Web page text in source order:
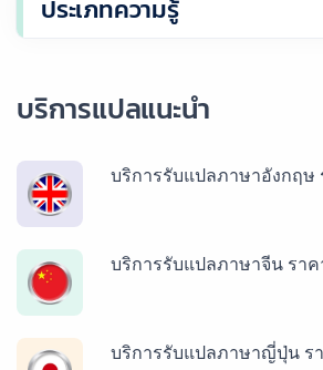
ประเภทความรู้
บริการแปลแนะนำ
บริการรับแปลภาษาอังกฤษ
บริการรับแปลภาษาจีน ราค
บริการรับแปลภาษาญี่ปุ่น ร